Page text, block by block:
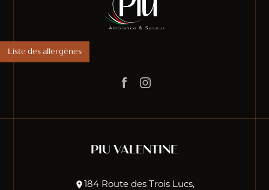
Liste des allergènes
PIU VALENTINE
location_on 184 Route des Trois Lucs,